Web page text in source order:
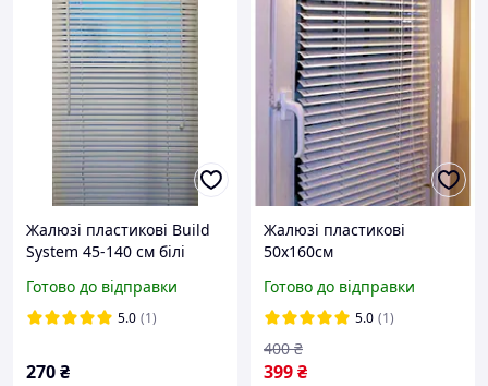
Жалюзі пластикові Build
System 45-140 см білі
Готово до відправки
5.0 (1)
270₴
Жалюзі пластикові
50х160см
Готово до відправки
5.0 (1)
399₴
400 ₴